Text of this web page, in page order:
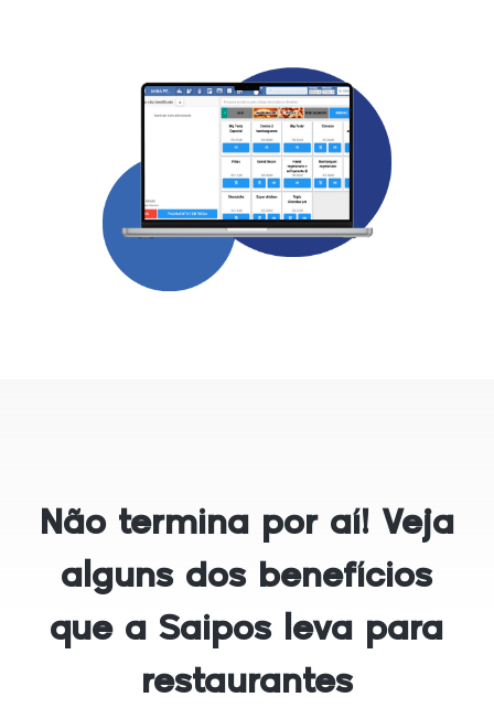
Não termina por aí! Veja
alguns dos benefícios
que a Saipos leva para
restaurantes